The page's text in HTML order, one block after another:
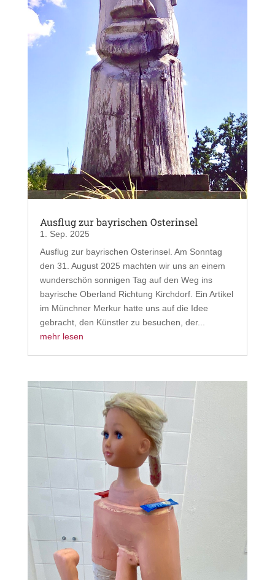
Ausflug zur bayrischen Osterinsel
1. Sep. 2025
Ausflug zur bayrischen Osterinsel. Am Sonntag
den 31. August 2025 machten wir uns an einem
wunderschön sonnigen Tag auf den Weg ins
bayrische Oberland Richtung Kirchdorf. Ein Artikel
im Münchner Merkur hatte uns auf die Idee
gebracht, den Künstler zu besuchen, der...
mehr lesen